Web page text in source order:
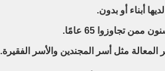
أبناء أو بدون.
ممن تجاوزوا 65 عامًا.
المعالة مثل أسر المجندين والأسر الفقيرة.